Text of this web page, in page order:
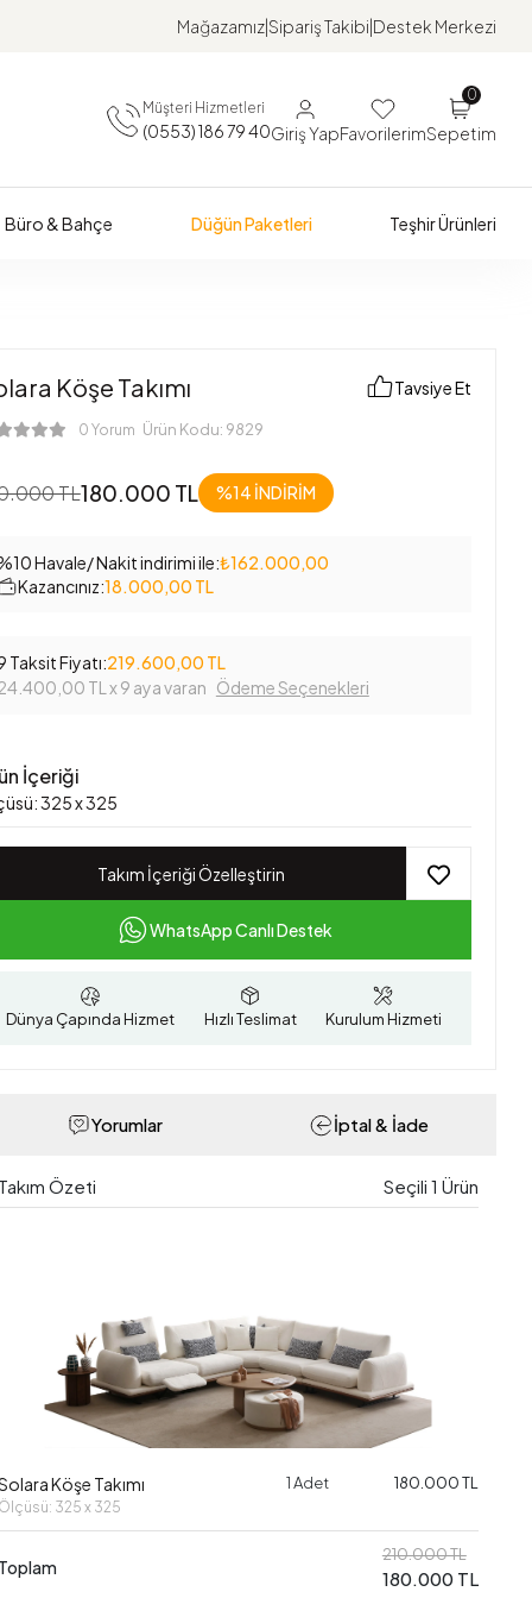
MağazamızSipariş Takibi Destek Merkezi
Müşteri Hizmetleri
(0553) 186 79 40Giriş YapFavorilerim
0
Sepetim
Büro & Bahçe Düğün Paketleri Teşhir Ürünleri
Köşe Takımı
0 Yorum Ürün Kodu: 9829
Tavsiye Et
TL180.000 TL %14 İNDİRİM
Havale/ Nakit indirimi ile:₺162.000,00
Kazancınız:18.000,00 TL
Taksit Fiyatı:219.600,00 TL
TL x 9 aya varan Ödeme Seçenekleri
İçeriği
325 x 325
Takım İçeriği Özelleştirin
WhatsApp Canlı Destek
Dünya Çapında Hizmet Hızlı Teslimat Kurulum Hizmeti
Yorumlar İptal & İade
Takım Özeti Seçili 1 Ürün
Köşe Takımı
Ölçüsü: 325 x 325
1 Adet 180.000 TL
Toplam
210.000 TL
180.000 TL